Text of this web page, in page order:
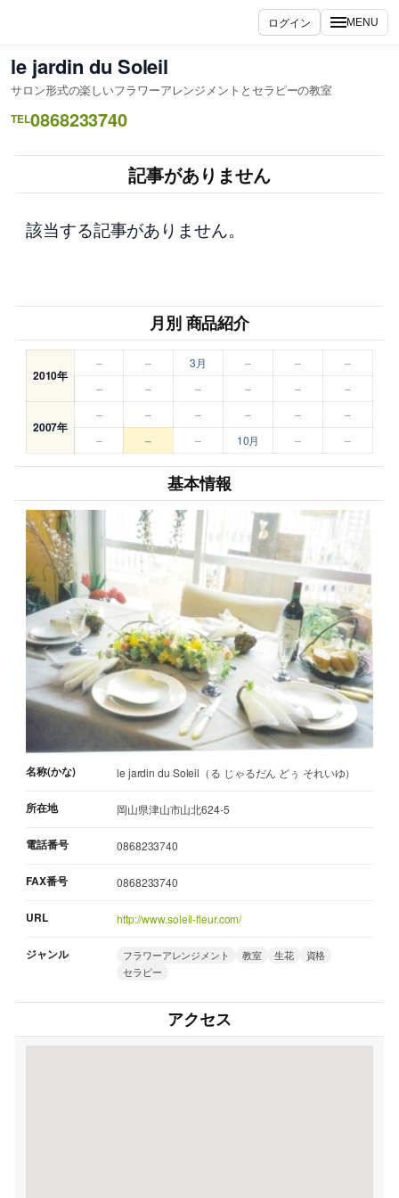
を
ス
キ
ッ
ログイン MENU
le jardin du Soleil
サロン形式の楽しいフラワーアレンジメントとセラピーの教室
TEL0868233740
記事がありません
該当する記事がありません。
月別 商品紹介
2010年
– – 3月 – –
–
–
– – – – –
2007年
– – – – –
–
–
– – 10月 – –
基本情報
名称(かな) le jardin du Soleil（る じゃるだん どぅ それいゆ）
所在地 岡山県津山市山北624-5
電話番号 0868233740
FAX番号 0868233740
URL http://www.soleil-fleur.com/
ジャンル フラワーアレンジメント 教室 生花
資格
セラピー
アクセス